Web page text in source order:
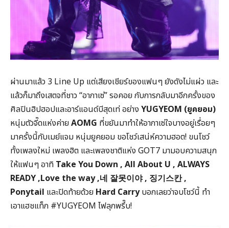
ผ่านมาแล้ว 3 Line Up แต่เสียงเชียร์ของแฟนๆ ยังดังไม่แผ่ว และ
แล้วก็มาถึงเสตจที่ชาว “อากาเซ่” รอคอย กับการกลับมาอีกครั้งของ
ศิลปินฮิปฮอปและอาร์แอนด์บีสุดเท่ อย่าง YUGYEOM (ยูคยอม)
หนุ่มตัวจี๊ดแห่งค่ายAOMG ที่ขยันมาทำให้อากาเซ่ใจบางอยู่เรื่อยๆ
มาครั้งนี้กับเมย์แจม หนุ่มยูคยอม ขอโชว์เสน่ห์ความฮอต! ขนโชว์
ทั้งเพลงใหม่ เพลงฮิต และเพลงชาติแห่ง GOT7 มามอบความสนุก
ให้แฟนๆ อาทิ Take You Down , All About U , ALWAYS
READY ,Love the way ,네 잘못이야, 징기스칸,
Ponytail และปิดท้ายด้วย Hard Carryบอกเลยว่าจบโชว์นี้ ทำ
เอาแฮชแท็ก #YUGYEOM ไฟลุกพรึ๊บ!